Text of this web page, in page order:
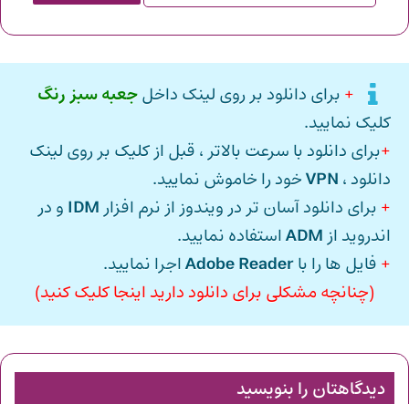
+ برای دانلود بر روی لینک داخلجعبه سبز رنگ
کلیک نمایید.
+برای دانلود با سرعت بالاتر ، قبل از کلیک بر روی لینک
دانلود ، VPNخود را خاموش نمایید.
+ برای دانلود آسان تر در ویندوز از نرم افزار IDM و در
اندروید از ADMاستفاده نمایید.
+ فایل ها را باAdobe Readerاجرا نمایید.
(چنانچه مشکلی برای دانلود دارید اینجا کلیک کنید)
دیدگاهتان را بنویسید